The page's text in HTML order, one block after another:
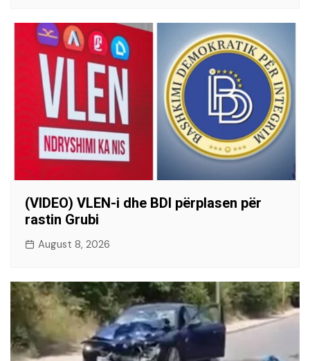
(VIDEO) VLEN-i dhe BDI përplasen për
rastin Grubi
August 8, 2026